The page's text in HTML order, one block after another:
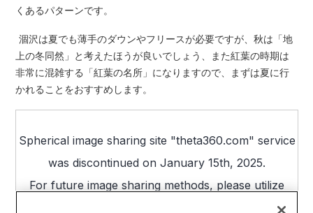
くあるパターンです。
涸沢は夏でも薄手のダウンやフリースが必要ですが、秋は「地
上の冬同然」と考えたほうが良いでしょう、また紅葉の時期は
非常に混雑する「紅葉の名所」になりますので、まずは夏に行
かれることをおすすめします。